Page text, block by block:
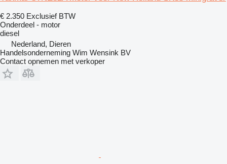
€ 2.350 Exclusief BTW
Onderdeel - motor
diesel
Nederland, Dieren
Handelsonderneming Wim Wensink BV
Contact opnemen met verkoper